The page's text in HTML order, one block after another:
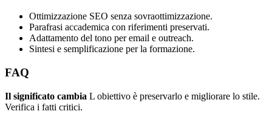
Ottimizzazione SEO senza sovraottimizzazione.
Parafrasi accademica con riferimenti preservati.
Adattamento del tono per email e outreach.
Sintesi e semplificazione per la formazione.
FAQ
Il significato cambia L obiettivo è preservarlo e migliorare lo stile.
Verifica i fatti critici.